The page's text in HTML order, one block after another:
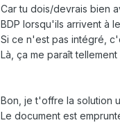
Car tu dois/devrais bien
BDP lorsqu'ils arrivent à
Si ce n'est pas intégré,
Là, ça me paraît
Bon, je t'offre la solution
Le document est